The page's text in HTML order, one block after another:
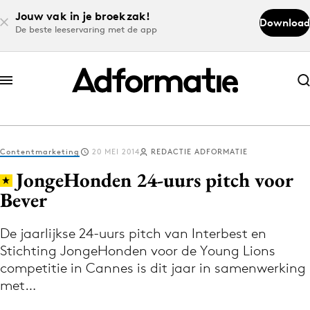
Jouw vak in je broekzak!
De beste leeservaring met de app
Download
Abonneer nu
Abonneer nu
Log in
Volg het laatste nieuws via de Adformatie
Nieuws app
Contentmarketing 20 MEI 2014 REDACTIE ADFORMATIE
JongeHonden 24-uurs pitch voor
Bever
De jaarlijkse 24-uurs pitch van Interbest en
Stichting JongeHonden voor de Young Lions
competitie in Cannes is dit jaar in samenwerking
met…